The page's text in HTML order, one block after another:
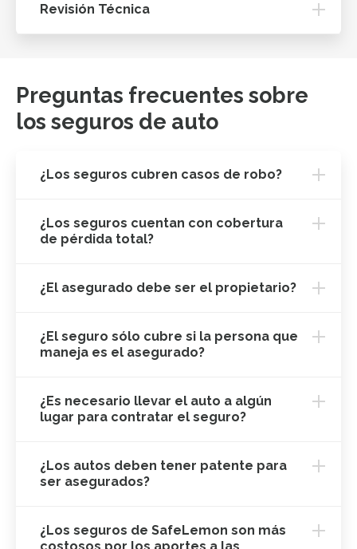
Revisión Técnica
Preguntas frecuentes sobre
los seguros de auto
¿Los seguros cubren casos de robo?
¿Los seguros cuentan con cobertura
de pérdida total?
¿El asegurado debe ser el propietario?
¿El seguro sólo cubre si la persona que
maneja es el asegurado?
¿Es necesario llevar el auto a algún
lugar para contratar el seguro?
¿Los autos deben tener patente para
ser asegurados?
¿Los seguros de SafeLemon son más